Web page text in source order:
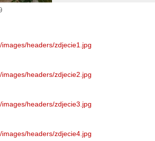
headers/zdjecie1.jpg
headers/zdjecie2.jpg
headers/zdjecie3.jpg
headers/zdjecie4.jpg